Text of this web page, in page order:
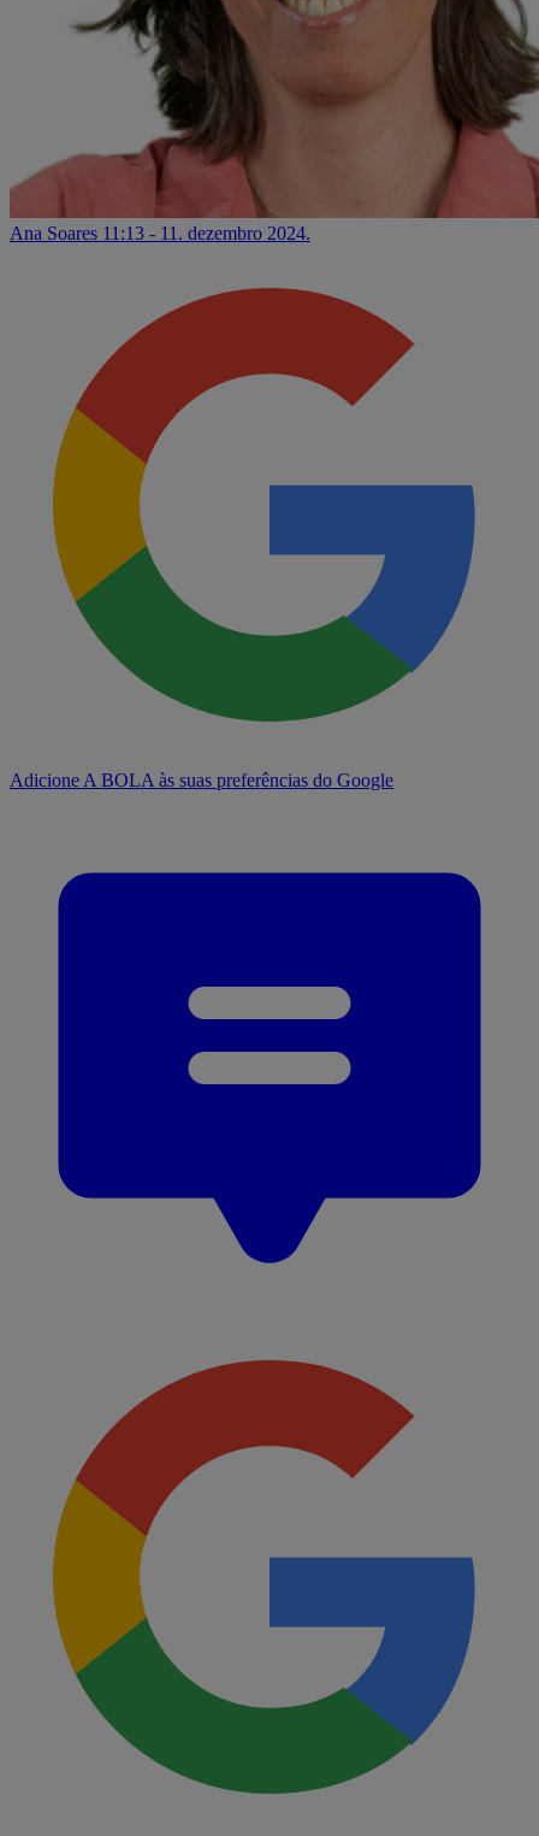
Ana Soares 11:13 - 11. dezembro 2024.
Adicione A BOLA às suas preferências do Google